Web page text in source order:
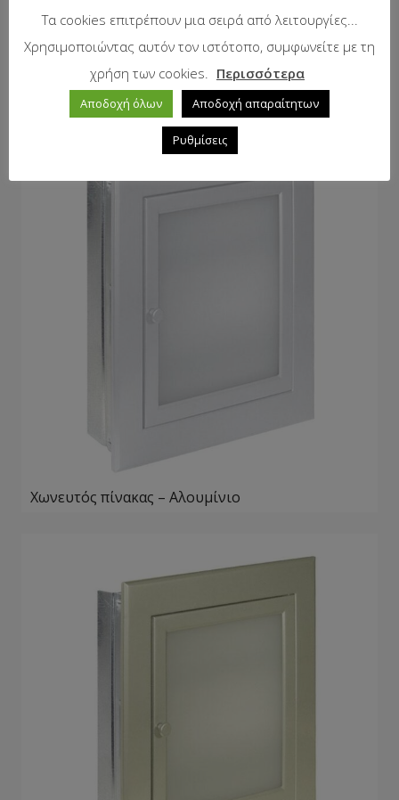
Χωνευτός πίνακας – Kαφέ
Χωνευτός πίνακας – Αλουμίνιο
Τα cookies επιτρέπουν μια σειρά από λειτουργίες...
Χρησιμοποιώντας αυτόν τον ιστότοπο, συμφωνείτε με τη
χρήση των cookies.
Περισσότερα
Αποδοχή όλων Αποδοχή απαραίτητων
Ρυθμίσεις